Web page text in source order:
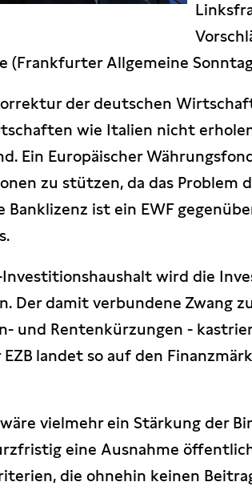
(Frankfurter Allgemeine
der deutschen
wie Italien nicht
Ein Europäischer
zu stützen, da das Problem
Banklizenz ist ein EWF
Investitionshaushalt wird die
Der damit verbundene Zwang
und Rentenkürzungen -
EZB landet so auf den
vielmehr ein Stärkung der
eine Ausnahme
die ohnehin keinen